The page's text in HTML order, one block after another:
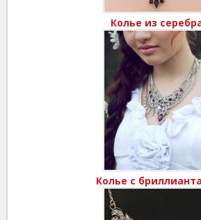
Колье из
Колье с